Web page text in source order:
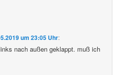
um 23:05 Uhr:
nach außen geklappt. muß ich